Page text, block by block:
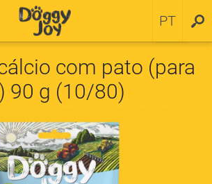
PT
SV
com pato (para
90 g (10/80)